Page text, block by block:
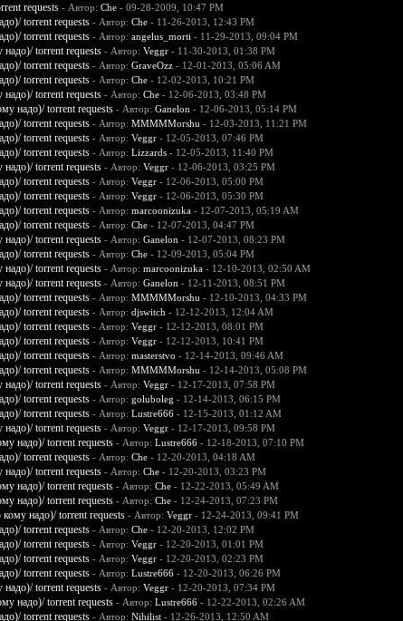
requests - Автор: Che- 09-28-2009, 10:47 PM
torrent requests - Автор: Che- 11-26-2013, 12:43 PM
torrent requests - Автор: angelus_morti - 11-29-2013, 09:04 PM
надо)/ torrent requests - Автор: Veggr- 11-30-2013, 01:38 PM
torrent requests - Автор: GraveOzz- 12-01-2013, 05:06 AM
torrent requests - Автор: Che- 12-02-2013, 10:21 PM
надо)/ torrent requests - Автор: Che- 12-06-2013, 03:48 PM
надо)/ torrent requests - Автор: Ganelon - 12-06-2013, 05:14 PM
torrent requests - Автор: MMMMMorshu - 12-03-2013, 11:21 PM
torrent requests - Автор: Veggr- 12-05-2013, 07:46 PM
torrent requests - Автор: Lizzards- 12-05-2013, 11:40 PM
надо)/ torrent requests - Автор: Veggr- 12-06-2013, 03:25 PM
torrent requests - Автор: Veggr- 12-06-2013, 05:00 PM
torrent requests - Автор: Veggr- 12-06-2013, 05:30 PM
torrent requests - Автор: marcoonizuka- 12-07-2013, 05:19 AM
torrent requests - Автор: Che- 12-07-2013, 04:47 PM
надо)/ torrent requests - Автор: Ganelon - 12-07-2013, 08:23 PM
torrent requests - Автор: Che- 12-09-2013, 05:04 PM
надо)/ torrent requests - Автор: marcoonizuka- 12-10-2013, 02:50 AM
надо)/ torrent requests - Автор: Ganelon - 12-11-2013, 08:51 PM
torrent requests - Автор: MMMMMorshu - 12-10-2013, 04:33 PM
torrent requests - Автор: djswitch - 12-12-2013, 12:04 AM
torrent requests - Автор: Veggr- 12-12-2013, 08:01 PM
torrent requests - Автор: Veggr- 12-12-2013, 10:41 PM
torrent requests - Автор: masterstvo - 12-14-2013, 09:46 AM
torrent requests - Автор: MMMMMorshu - 12-14-2013, 05:08 PM
надо)/ torrent requests - Автор: Veggr- 12-17-2013, 07:58 PM
torrent requests - Автор: goluboleg - 12-14-2013, 06:15 PM
torrent requests - Автор: Lustre666- 12-15-2013, 01:12 AM
надо)/ torrent requests - Автор: Veggr- 12-17-2013, 09:58 PM
надо)/ torrent requests - Автор: Lustre666- 12-18-2013, 07:10 PM
torrent requests - Автор: Che- 12-20-2013, 04:18 AM
надо)/ torrent requests - Автор: Che- 12-20-2013, 03:23 PM
надо)/ torrent requests - Автор: Che- 12-22-2013, 05:49 AM
надо)/ torrent requests - Автор: Che- 12-24-2013, 07:23 PM
надо)/ torrent requests - Автор: Veggr- 12-24-2013, 09:41 PM
torrent requests - Автор: Che- 12-20-2013, 12:02 PM
torrent requests - Автор: Veggr- 12-20-2013, 01:01 PM
torrent requests - Автор: Veggr- 12-20-2013, 02:23 PM
torrent requests - Автор: Lustre666- 12-20-2013, 06:26 PM
надо)/ torrent requests - Автор: Veggr- 12-20-2013, 07:34 PM
надо)/ torrent requests - Автор: Lustre666- 12-22-2013, 02:26 AM
torrent requests - Автор: Nihilist- 12-26-2013, 12:50 AM